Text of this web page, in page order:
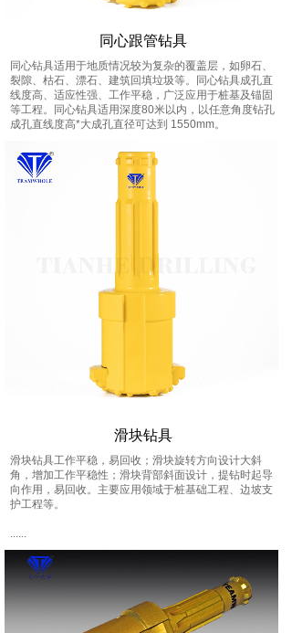
同心跟管钻具
同心钻具适用于地质情况较为复杂的覆盖层，如卵石、
裂隙、枯石、漂石、建筑回填垃圾等。同心钻具成孔直
线度高、适应性强、工作平稳，广泛应用于桩基及锚固
等工程。同心钻具适用深度80米以内，以任意角度钻孔
成孔直线度高*大成孔直径可达到 1550mm。
滑块钻具
滑块钻具工作平稳，易回收；滑块旋转方向设计大斜
角，增加工作平稳性；滑块背部斜面设计，提钻时起导
向作用，易回收。主要应用领域于桩基础工程、边坡支
护工程等。
......